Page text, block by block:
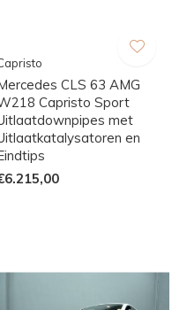
CLS 63 AMG
Capristo Sport
met
en